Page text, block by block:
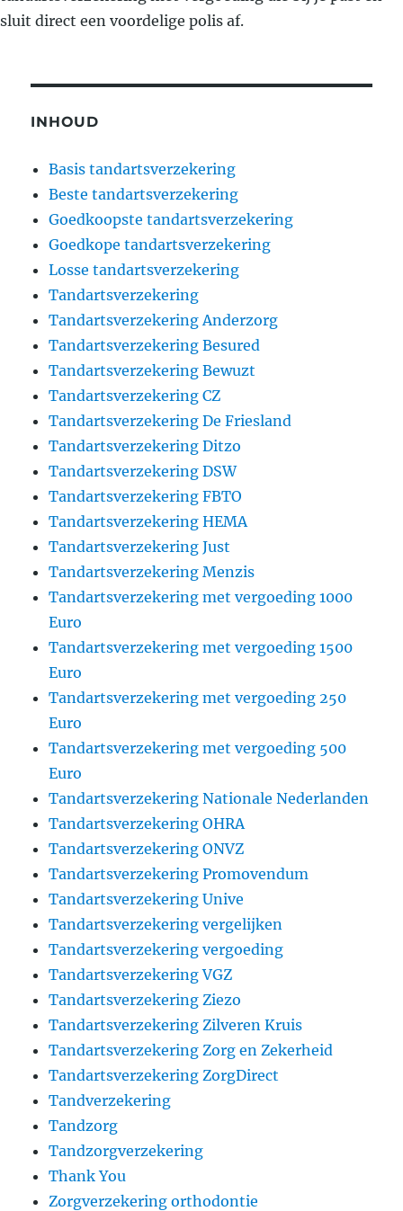
sluit direct een voordelige polis af.
INHOUD
Basis tandartsverzekering
Beste tandartsverzekering
Goedkoopste tandartsverzekering
Goedkope tandartsverzekering
Losse tandartsverzekering
Tandartsverzekering
Tandartsverzekering Anderzorg
Tandartsverzekering Besured
Tandartsverzekering Bewuzt
Tandartsverzekering CZ
Tandartsverzekering De Friesland
Tandartsverzekering Ditzo
Tandartsverzekering DSW
Tandartsverzekering FBTO
Tandartsverzekering HEMA
Tandartsverzekering Just
Tandartsverzekering Menzis
Tandartsverzekering met vergoeding 1000
Euro
Tandartsverzekering met vergoeding 1500
Euro
Tandartsverzekering met vergoeding 250
Euro
Tandartsverzekering met vergoeding 500
Euro
Tandartsverzekering Nationale Nederlanden
Tandartsverzekering OHRA
Tandartsverzekering ONVZ
Tandartsverzekering Promovendum
Tandartsverzekering Unive
Tandartsverzekering vergelijken
Tandartsverzekering vergoeding
Tandartsverzekering VGZ
Tandartsverzekering Ziezo
Tandartsverzekering Zilveren Kruis
Tandartsverzekering Zorg en Zekerheid
Tandartsverzekering ZorgDirect
Tandverzekering
Tandzorg
Tandzorgverzekering
Thank You
Zorgverzekering orthodontie